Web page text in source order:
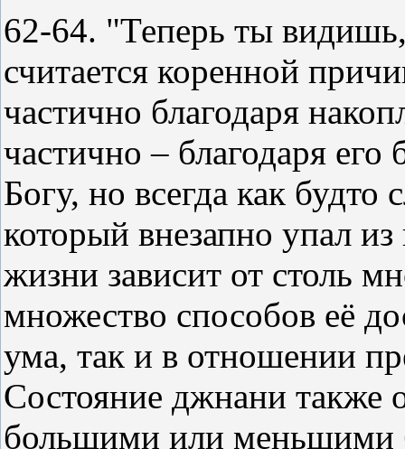
62-64. "Теперь ты
считается коренной
частично благодаря
частично – благодаря
Богу, но всегда как
который внезапно упал
жизни зависит от столь
множество способов её
ума, так и в отношении
Состояние джнани также
большими или меньшими